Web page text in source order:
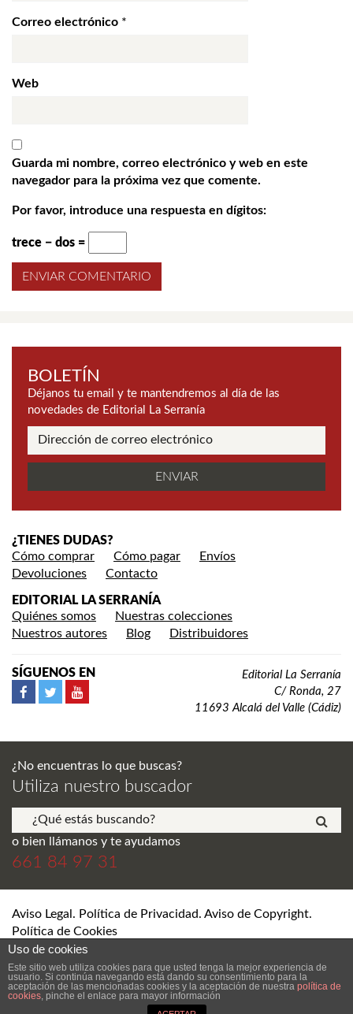
Correo electrónico *
Web
Guarda mi nombre, correo electrónico y web en este
navegador para la próxima vez que comente.
Por favor, introduce una respuesta en dígitos:
trece − dos =
BOLETÍN
Déjanos tu email y te mantendremos al día de las
novedades de Editorial La Serranía
¿TIENES DUDAS?
Cómo comprar
Cómo pagar
Envíos
Devoluciones
Contacto
EDITORIAL LA SERRANÍA
Quiénes somos
Nuestras colecciones
Nuestros autores
Blog Distribuidores
SÍGUENOS EN
Editorial La Serranía
C/ Ronda, 27
11693 Alcalá del Valle (Cádiz)
¿No encuentras lo que buscas?
Utiliza nuestro buscador
o bien llámanos y te ayudamos
661 84 97 31
Aviso Legal. Política de Privacidad. Aviso de Copyright.
Política de Cookies
DESARROLLO Y DISEÑO WEB DE TIENDA ONLINE SEVILLA
RAMÍREZ LERÍA
Uso de cookies
Este sitio web utiliza cookies para que usted tenga la mejor experiencia de
usuario. Si continúa navegando está dando su consentimiento para la
aceptación de las mencionadas cookies y la aceptación de nuestra política de
cookies, pinche el enlace para mayor información